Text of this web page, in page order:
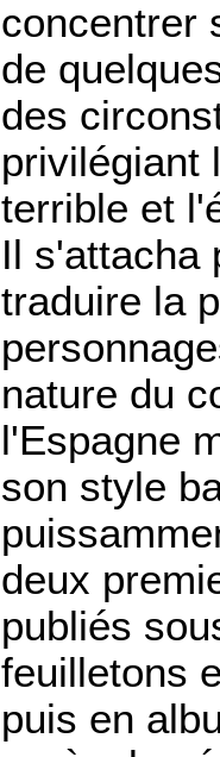
concentrer
de
des
privilégiant
terrible et
Il s'attacha
traduire la
nature du
l'Espagne
son style
deux
publiés
feuilletons
puis en